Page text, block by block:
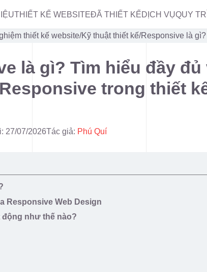
THIẾT KẾ WEBSITEĐÃ THIẾT KẾDỊCH VỤQUY
thiết kế website/Kỹ thuật thiết kế/Responsive là
là gì? Tìm hiểu đầy đủ
trong thiết
27/07/2026Tác giả: Phú Quí
Responsive Web Design
động như thế nào?